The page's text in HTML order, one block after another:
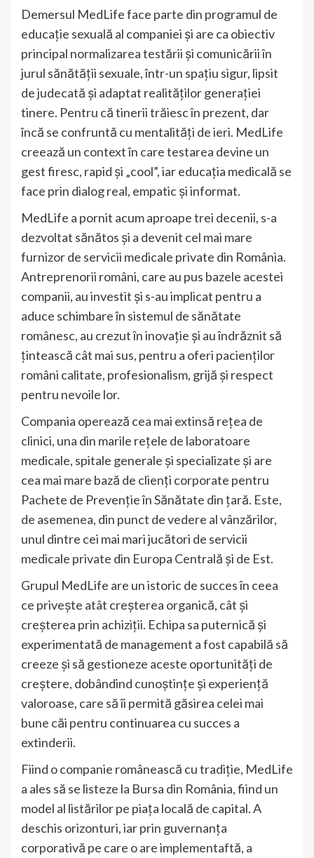
Demersul MedLife face parte din programul de
educație sexuală al companiei și are ca obiectiv
principal normalizarea testării și comunicării în
jurul sănătății sexuale, într-un spațiu sigur, lipsit
de judecată și adaptat realităților generației
tinere. Pentru că tinerii trăiesc în prezent, dar
încă se confruntă cu mentalități de ieri. MedLife
creează un context în care testarea devine un
gest firesc, rapid și „cool”, iar educația medicală se
face prin dialog real, empatic și informat.
MedLife a pornit acum aproape trei decenii, s-a
dezvoltat sănătos și a devenit cel mai mare
furnizor de servicii medicale private din România.
Antreprenorii români, care au pus bazele acestei
companii, au investit și s-au implicat pentru a
aduce schimbare în sistemul de sănătate
românesc, au crezut în inovație și au îndrăznit să
țintească cât mai sus, pentru a oferi pacienților
români calitate, profesionalism, grijă și respect
pentru nevoile lor.
Compania operează cea mai extinsă reţea de
clinici, una din marile reţele de laboratoare
medicale, spitale generale şi specializate şi are
cea mai mare bază de clienţi corporate pentru
Pachete de Prevenţie în Sănătate din țară. Este,
de asemenea, din punct de vedere al vânzărilor,
unul dintre cei mai mari jucători de servicii
medicale private din Europa Centrală și de Est.
Grupul MedLife are un istoric de succes în ceea
ce privește atât creșterea organică, cât și
creșterea prin achiziții. Echipa sa puternică și
experimentată de management a fost capabilă să
creeze și să gestioneze aceste oportunități de
creștere, dobândind cunoștințe și experiență
valoroase, care să îi permită găsirea celei mai
bune căi pentru continuarea cu succes a
extinderii.
Fiind o companie românească cu tradiție, MedLife
a ales să se listeze la Bursa din România, fiind un
model al listărilor pe piața locală de capital. A
deschis orizonturi, iar prin guvernanța
corporativă pe care o are implementaftă, a